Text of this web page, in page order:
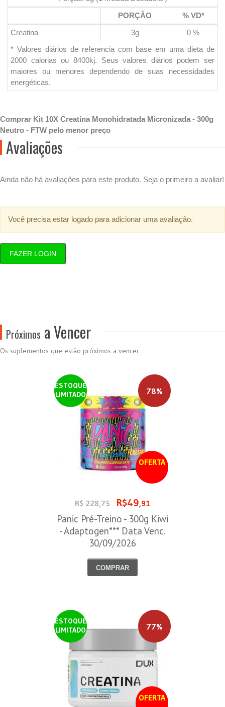
PORÇÃO
% VD*
Creatina
3g
0 %
* Valores diários de referencia com base em uma dieta de
2000 calorias ou 8400kj. Seus valores diários podem ser
maiores ou menores dependendo de suas necessidades
energéticas.
Comprar Kit 10X Creatina Monohidratada Micronizada - 300g
Neutro - FTW pelo menor preço
Avaliações
Ainda não há avaliações para este produto. Seja o primeiro a avaliar!
Você precisa estar logado para adicionar uma avaliação.
FAZER LOGIN
Próximos a Vencer
Os suplementos que estão próximos a vencer
ESTOQUE
LIMITADO
OFERTA
78%
R$ 228,75 R$49,91
Panic Pré-Treino - 300g Kiwi
- Adaptogen*** Data Venc.
30/09/2026
COMPRAR
ESTOQUE
LIMITADO
OFERTA
77%